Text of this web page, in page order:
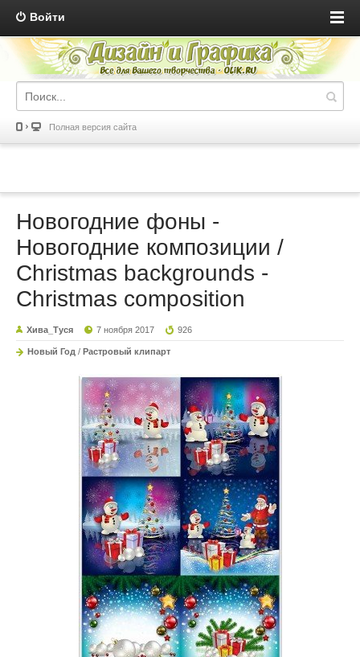
Войти
Полная версия сайта
Новогодние фоны -
Новогодние композиции /
Christmas backgrounds -
Christmas composition
Хива_Туся 7 ноября 2017 926
Новый Год / Растровый клипарт